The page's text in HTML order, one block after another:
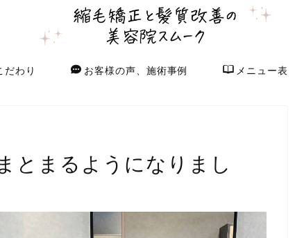
だわり お客様の声、施術事例 メニュー表
とまるようになりまし